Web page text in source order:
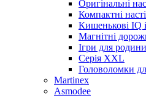
Оригінальні
Компактні
Кишенькові IQ
Магнітні
Ігри для родини
Серія XXL
Головоломки
Martinex
Asmodee